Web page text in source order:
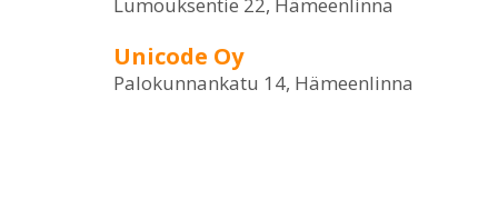
Unicode Oy
Palokunnankatu 14, Hämeenlinna